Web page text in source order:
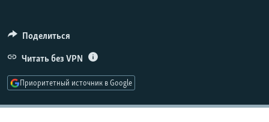
ПОДПИШИТЕСЬ НА РАССЫЛКУ
СОЦИАЛЬНЫЕ СЕТИ
Поделиться
Читать без VPN
Приоритетный источник в Google